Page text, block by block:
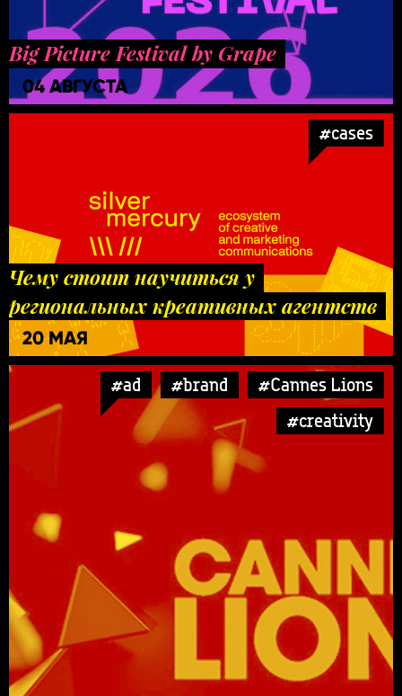
Big Picture Festival by Grape
04 АВГУСТА
#cases
Чему стоит научиться у
региональных креативных агентств
20 МАЯ
#ad #brand
#Cannes Lions
#creativity